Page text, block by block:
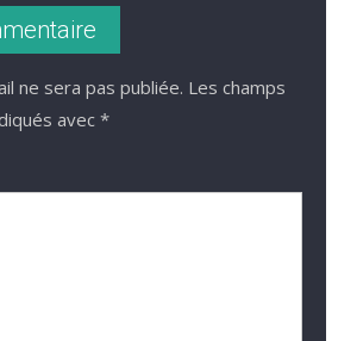
ne sera pas publiée. Les champs
avec *